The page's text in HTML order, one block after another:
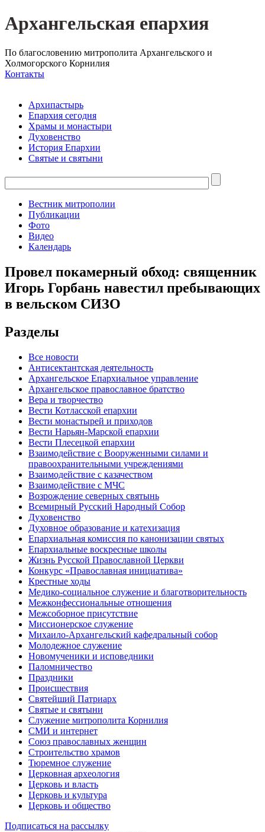
Архангельская епархия
По благословению митрополита Архангельского и
Холмогорского Корнилия
Контакты
Архипастырь
Епархия сегодня
Храмы и монастыри
Духовенство
История Епархии
Святые и святыни
Вестник митрополии
Публикации
Фото
Видео
Календарь
Провел покамерный обход: священник
Игорь Горбань навестил пребывающих
в вельском СИЗО
Разделы
Все новости
Антисектантская деятельность
Архангельское Епархиальное управление
Архангельское православное братство
Вера и творчество
Вести Котласской епархии
Вести монастырей и приходов
Вести Нарьян-Марской епархии
Вести Плесецкой епархии
Взаимодействие с Вооруженными силами и
правоохранительными учреждениями
Взаимодействие с казачеством
Взаимодействие с МЧС
Возрождение северных святынь
Всемирный Русский Народный Собор
Духовенство
Духовное образование и катехизация
Епархиальная комиссия по канонизации святых
Епархиальные воскресные школы
Жизнь Русской Православной Церкви
Конкурс «Православная инициатива»
Крестные ходы
Медико-социальное служение и благотворительность
Межконфессиональные отношения
Межсоборное присутствие
Миссионерское служение
Михаило-Архангельский кафедральный собор
Молодежное служение
Новомученики и исповедники
Паломничество
Праздники
Происшествия
Святейший Патриарх
Святые и святыни
Служение митрополита Корнилия
СМИ и интернет
Союз православных женщин
Строительство храмов
Тюремное служение
Церковная археология
Церковь и власть
Церковь и культура
Церковь и общество
Подписаться на рассылку